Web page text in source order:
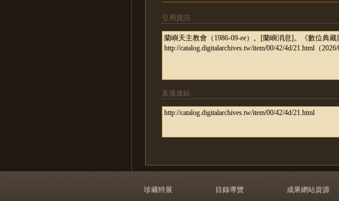
引用資訊
直接連結
珍藏特展 目錄導覽 成果網站資源